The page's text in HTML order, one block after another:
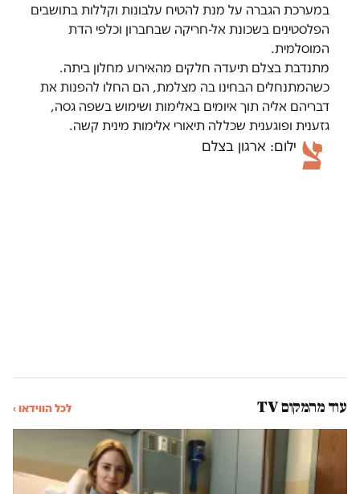
במערכת הגברה על מנת להטיח עלבונות וקללות בתושבים
הפלסטינים בשכונת אל-חריקה שבחברון וכלפי הדת
המוסלמית.
מתנדבת בצלם תיעדה חלקים מהאירוע מחלון ביתה.
כשהמתנחלים הבחינו בה מצלמת, הם החלו להפנות את
דבריהם אליה תוך איומים באלימות ושימוש בשפה גסה,
גזענית ופוגענית שכללה תיאורי אלימות מינית קשה.
צ ילום: ארגון בצלם
עוד מהמקום TV לכל הווידאו ›